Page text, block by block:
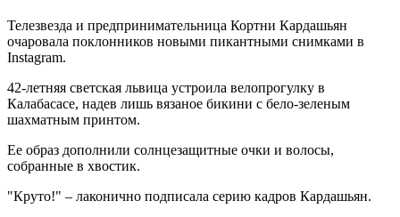
Телезвезда и предпринимательница Кортни Кардашьян
очаровала поклонников новыми пикантными снимками в
Instagram.
42-летняя светская львица устроила велопрогулку в
Калабасасе, надев лишь вязаное бикини с бело-зеленым
шахматным принтом.
Ее образ дополнили солнцезащитные очки и волосы,
собранные в хвостик.
"Круто!" – лаконично подписала серию кадров Кардашьян.